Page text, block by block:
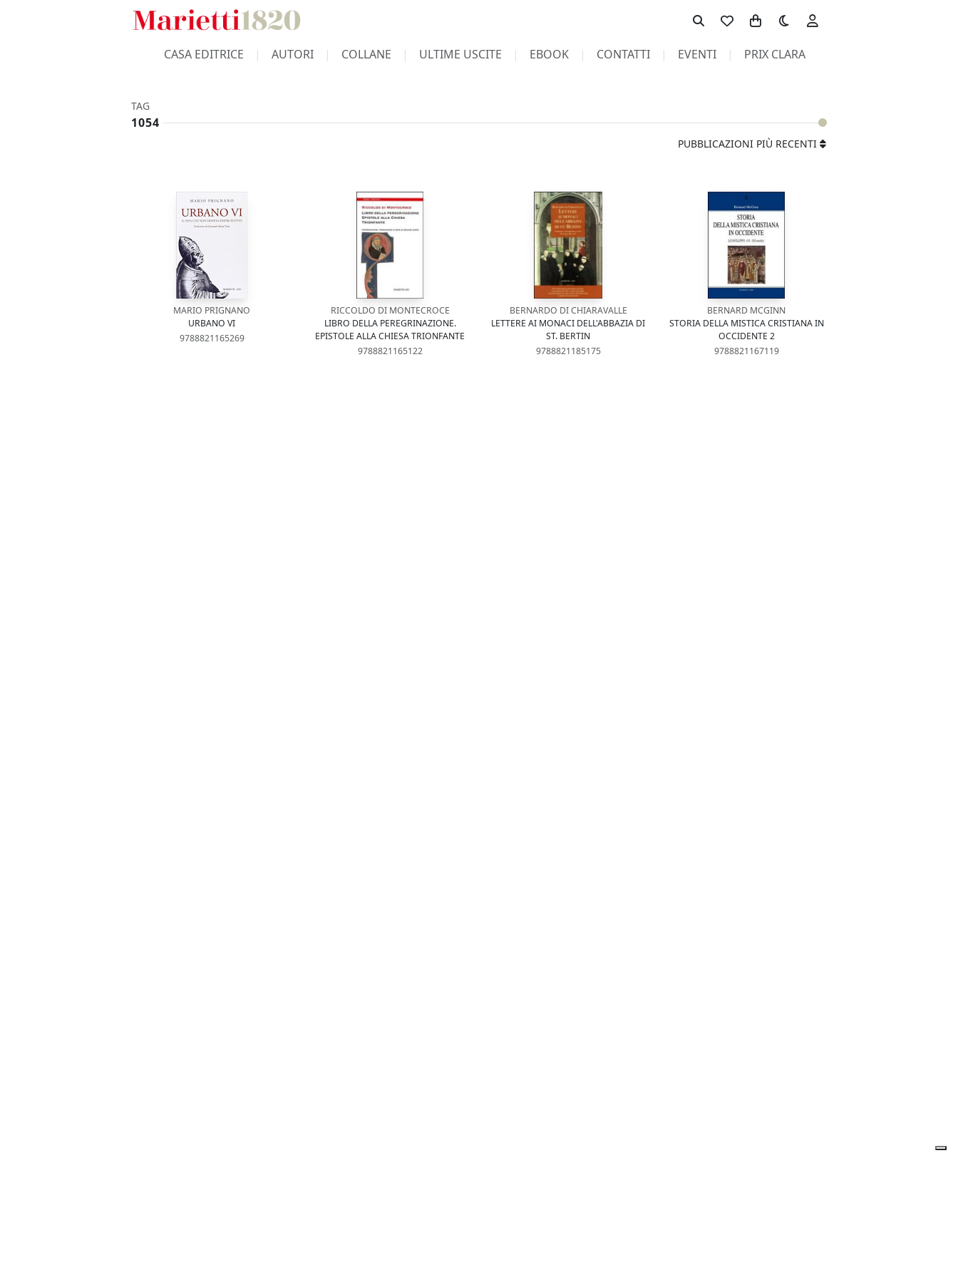
Toggle theme
CASA EDITRICE AUTORI COLLANE ULTIME USCITE EBOOK CONTATTI EVENTI PRIX CLARA
TAG
1054
PUBBLICAZIONI PIÙ RECENTI
MARIO PRIGNANO
URBANO VI
9788821165269
RICCOLDO DI MONTECROCE
LIBRO DELLA PEREGRINAZIONE.
EPISTOLE ALLA CHIESA TRIONFANTE
9788821165122
BERNARDO DI CHIARAVALLE
LETTERE AI MONACI DELL'ABBAZIA DI
ST. BERTIN
9788821185175
BERNARD MCGINN
STORIA DELLA MISTICA CRISTIANA IN
OCCIDENTE 2
9788821167119